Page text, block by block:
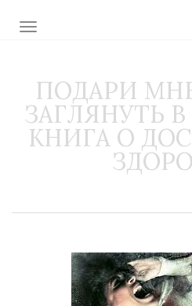
TOGGLE NAVIGATION
ПОДАРИ
ЗАГЛЯНУТЬ
КНИГА О